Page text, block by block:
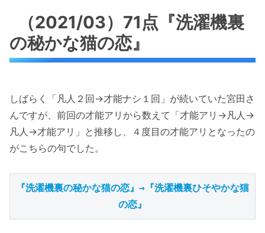
（2021/03）71点『洗濯機裏
の秘かな猫の恋』
しばらく「凡人２回→才能ナシ１回」が続いていた宮田さ
んですが、前回の才能アリから数えて「才能アリ→凡人→
凡人→才能アリ」と推移し、４度目の才能アリとなったの
がこちらの句でした。
『洗濯機裏の秘かな猫の恋』→『洗濯機裏ひそやかな猫
の恋』